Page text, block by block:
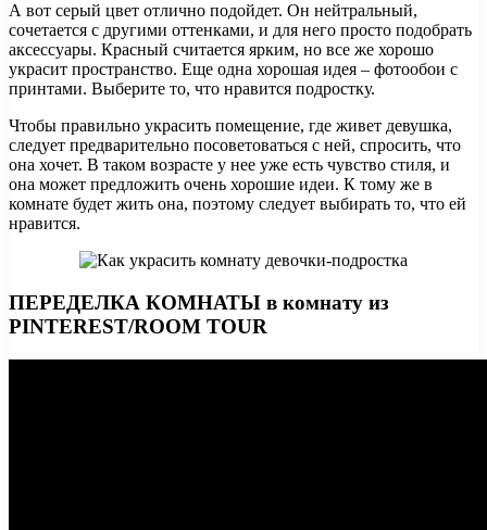
А вот серый цвет отлично подойдет. Он нейтральный,
сочетается с другими оттенками, и для него просто подобрать
аксессуары. Красный считается ярким, но все же хорошо
украсит пространство. Еще одна хорошая идея – фотообои с
принтами. Выберите то, что нравится подростку.
Чтобы правильно украсить помещение, где живет девушка,
следует предварительно посоветоваться с ней, спросить, что
она хочет. В таком возрасте у нее уже есть чувство стиля, и
она может предложить очень хорошие идеи. К тому же в
комнате будет жить она, поэтому следует выбирать то, что ей
нравится.
ПЕРЕДЕЛКА КОМНАТЫ в комнату из
PINTEREST/ROOM TOUR